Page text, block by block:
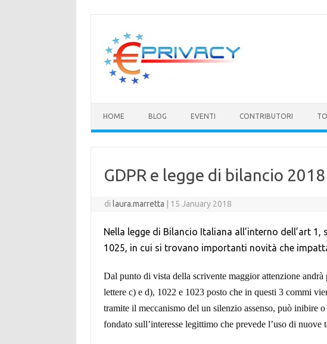
contenuto
HOME BLOG EVENTI CONTRIBUTORI
GDPR e legge di bilancio 2018
di laura.marretta 15 January 2018
Nella legge di Bilancio Italiana all’interno dell’art
1025, in cui si trovano importanti novità che
Dal punto di vista della scrivente maggior attenzione
lettere c) e d), 1022 e 1023 posto che in questi 3 commi
tramite il meccanismo del un silenzio assenso, può inibire
fondato sull’interesse legittimo che prevede l’uso di